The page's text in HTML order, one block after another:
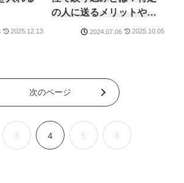
2025.12.13
の人に送るメリットや注
意点も解説2024.07.06 2025.10.05
次のページ
3 4 5 8